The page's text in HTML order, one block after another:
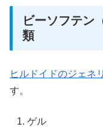
ビーソフテン
類
ヒルドイドのジェネ
す。
ゲル